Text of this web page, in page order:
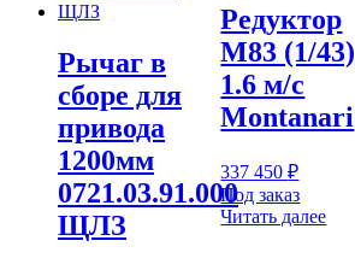
Рычаг в
сборе для
привода
1200мм
0721.03.91.000
ЩЛЗ
Редуктор
М83 (1/43)
1.6 м/с
Montanari
337 450₽
Под заказ
Читать далее